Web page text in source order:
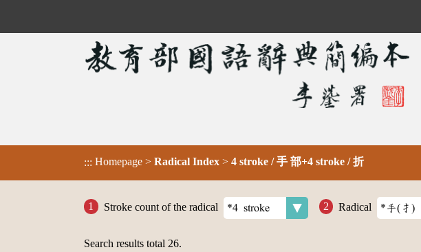
::: Homepage > Radical Index > 4 stroke / 手 部+4 stroke / 折
Stroke count of the radical Radical
Search results total 26.